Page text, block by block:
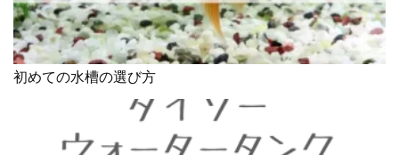
初めての水槽の選び方